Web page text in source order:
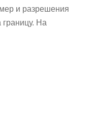
и разрешения
границу. На